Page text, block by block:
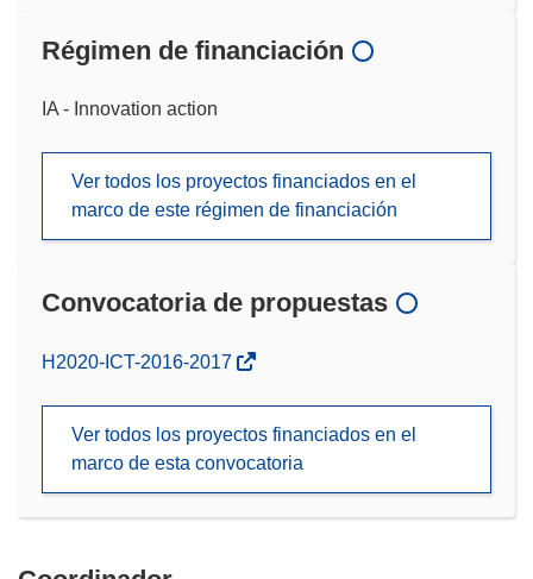
Régimen de financiación
IA - Innovation action
Ver todos los proyectos financiados en el
marco de este régimen de financiación
Convocatoria de propuestas
(se
nueva
H2020-ICT-2016-2017
Ver todos los proyectos financiados en el
marco de esta convocatoria